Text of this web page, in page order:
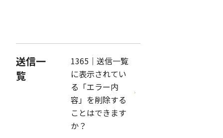
送信一
覧
1365｜送信一覧
に表示されてい
る「エラー内
容」を削除する
ことはできます
か？